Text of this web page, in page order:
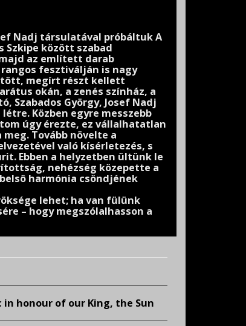
Nadj társulatával próbáltuk A
Szkipe között szabad
az említett darab
fesztiválján is nagy
megírt részt kellett
okán, a zenés színház, a
Szabados György, Josef Nadj
Közben egyre messzebb
úgy érezte, ez vállalhatatlan
Tovább növelte a
való kísérletezés, s
Ebben a helyzetben ültünk le
nehézség közepette a
harmónia csöndjének
lehet; ha van fülünk
– hogy megszólalhasson a
in honour of our King, the Sun